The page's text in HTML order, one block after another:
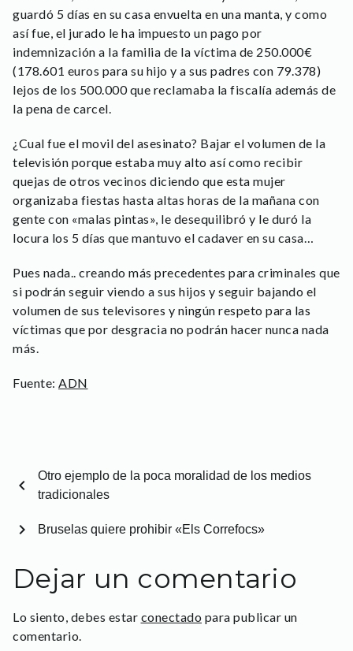
guardó 5 días en su casa envuelta en una manta, y como
así fue, el jurado le ha impuesto un pago por
indemnización a la familia de la víctima de 250.000€
(178.601 euros para su hijo y a sus padres con 79.378)
lejos de los 500.000 que reclamaba la fiscalía además de
la pena de carcel.
¿Cual fue el movil del asesinato? Bajar el volumen de la
televisión porque estaba muy alto así como recibir
quejas de otros vecinos diciendo que esta mujer
organizaba fiestas hasta altas horas de la mañana con
gente con «malas pintas», le desequilibró y le duró la
locura los 5 días que mantuvo el cadaver en su casa…
Pues nada.. creando más precedentes para criminales que
si podrán seguir viendo a sus hijos y seguir bajando el
volumen de sus televisores y ningún respeto para las
víctimas que por desgracia no podrán hacer nunca nada
más.
Fuente: ADN
chevron_left
Otro ejemplo de la poca moralidad de los medios
tradicionales
Bruselas quiere prohibir «Els Correfocs»
chevron_right
Dejar un comentario
Lo siento, debes estar conectado para publicar un
comentario.